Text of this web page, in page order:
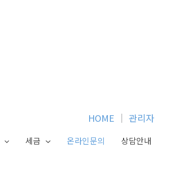
HOME │ 관리자
세금 온라인문의 상담안내